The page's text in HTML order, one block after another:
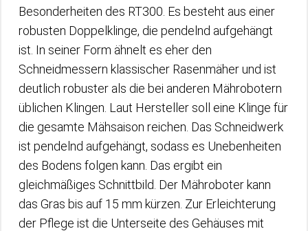
Besonderheiten des RT300. Es besteht aus einer
robusten Doppelklinge, die pendelnd aufgehängt
ist. In seiner Form ähnelt es eher den
Schneidmessern klassischer Rasenmäher und ist
deutlich robuster als die bei anderen Mährobotern
üblichen Klingen. Laut Hersteller soll eine Klinge für
die gesamte Mähsaison reichen. Das Schneidwerk
ist pendelnd aufgehängt, sodass es Unebenheiten
des Bodens folgen kann. Das ergibt ein
gleichmäßiges Schnittbild. Der Mähroboter kann
das Gras bis auf 15 mm kürzen. Zur Erleichterung
der Pflege ist die Unterseite des Gehäuses mit